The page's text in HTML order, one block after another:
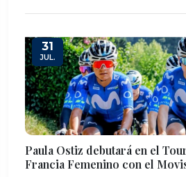
31
JUL.
Paula Ostiz debutará en el
Francia Femenino con el